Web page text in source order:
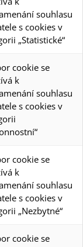
souhlasu
s cookies v
„Statistické“
cookie se
k
souhlasu
s cookies v
cookie se
k
souhlasu
s cookies v
„Nezbytné“
cookie se